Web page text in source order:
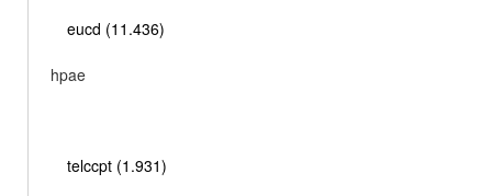
eucd (11.436)
hpae
telccpt (1.931)